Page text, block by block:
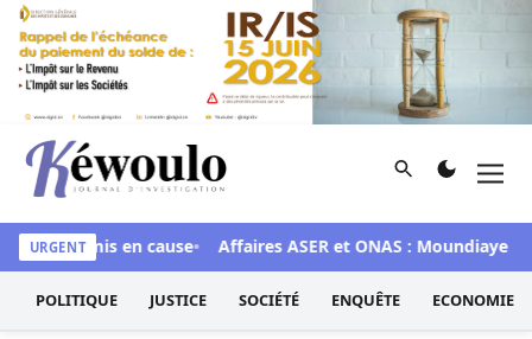
Aller au contenu
Kéwoulo, le premier site d'information et d'investigation
Rechercher
URGENT
aux 28 mis en cause Affaires ASER et ONAS : Moundiaye
POLITIQUE JUSTICE SOCIÉTÉ ENQUÊTE ECONOMIE